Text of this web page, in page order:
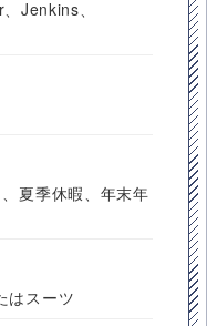
Jenkins、
夏季休暇、年末年
はスーツ